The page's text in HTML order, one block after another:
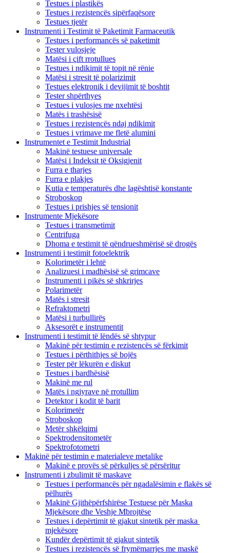
Testues i plastikës
Testues i rezistencës sipërfaqësore
Testues tjetër
Instrumenti i Testimit të Paketimit Farmaceutik
Testues i performancës së paketimit
Tester vulosjeje
Matësi i çift rrotullues
Testues i ndikimit të topit në rënie
Matësi i stresit të polarizimit
Testues elektronik i devijimit të boshtit
Tester shpërthyes
Testues i vulosjes me nxehtësi
Matës i trashësisë
Testues i rezistencës ndaj ndikimit
Testues i vrimave me fletë alumini
Instrumentet e Testimit Industrial
Makinë testuese universale
Matësi i Indeksit të Oksigjenit
Furra e tharjes
Furra e plakjes
Kutia e temperaturës dhe lagështisë konstante
Stroboskop
Testues i prishjes së tensionit
Instrumente Mjekësore
Testues i transmetimit
Centrifuga
Dhoma e testimit të qëndrueshmërisë së drogës
Instrumenti i testimit fotoelektrik
Kolorimetër i lehtë
Analizuesi i madhësisë së grimcave
Instrumenti i pikës së shkrirjes
Polarimetër
Matës i stresit
Refraktometri
Matësi i turbullirës
Aksesorët e instrumentit
Instrumenti i testimit të lëndës së shtypur
Makinë për testimin e rezistencës së fërkimit
Testues i përthithjes së bojës
Tester për lëkurën e diskut
Testues i bardhësisë
Makinë me rul
Matës i ngjyrave në rrotullim
Detektor i kodit të barit
Kolorimetër
Stroboskop
Metër shkëlqimi
Spektrodensitometër
Spektrofotometri
Makinë për testimin e materialeve metalike
Makinë e provës së përkuljes së përsëritur
Instrumenti i zbulimit të maskave
Testues i performancës për ngadalësimin e flakës së
pëlhurës
Makinë Gjithëpërfshirëse Testuese për Maska
Mjekësore dhe Veshje Mbrojtëse
Testues i depërtimit të gjakut sintetik për maska ​​
mjekësore
Kundër depërtimit të gjakut sintetik
Testues i rezistencës së frymëmarrjes me maskë